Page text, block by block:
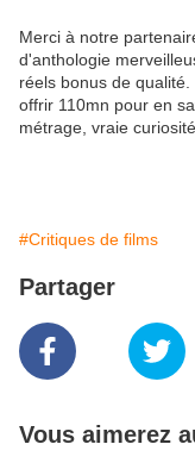
Merci à notre
d'anthologie
réels bonus de
offrir 110mn pour en
métrage, vraie
#Critiques de films
Partager
Vous aimerez